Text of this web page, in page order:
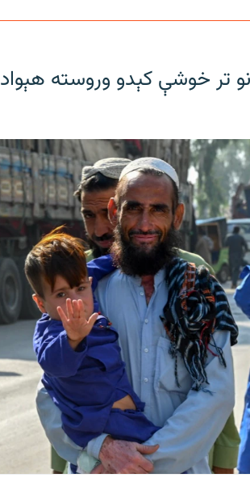
تر خوشې کېدو وروسته هېواد